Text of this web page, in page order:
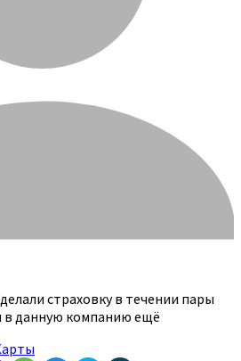
страховку в течении пары
в данную компанию ещё